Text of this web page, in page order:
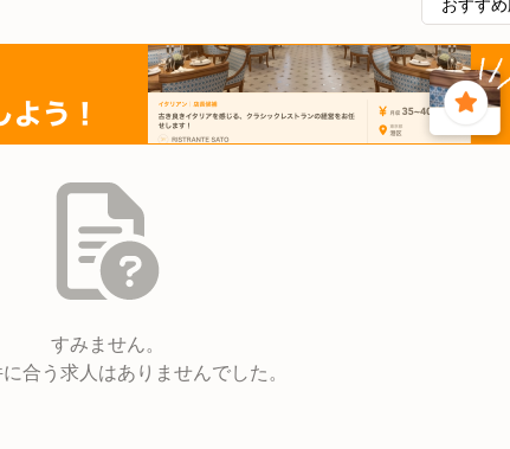
すみません。
合う求人はありませんでした。